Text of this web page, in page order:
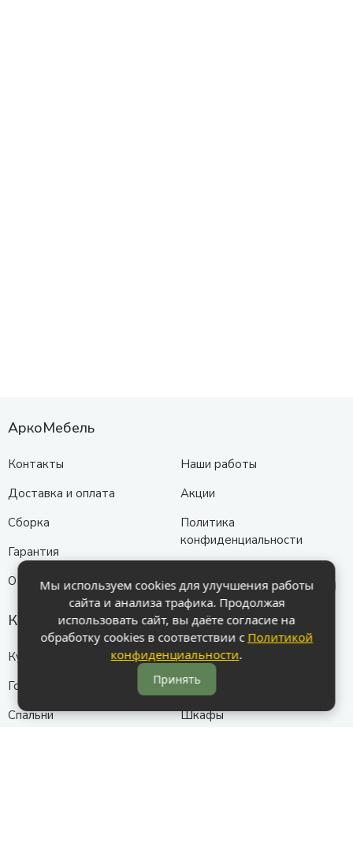
АркоМебель
Контакты
Доставка и оплата
Сборка
Гарантия
О нас
Наши работы
Акции
Политика
конфиденциальности
Каталог
Кухни
Гостиные
Спальни
Прихожие
Диваны
Шкафы
Мы используем cookies для улучшения работы
сайта и анализа трафика. Продолжая
использовать сайт, вы даёте согласие на
обработку cookies в соответствии с Политикой
конфиденциальности.
Принять